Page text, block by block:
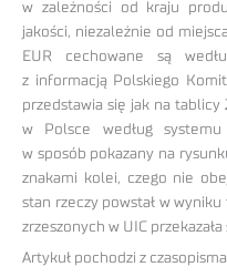
w zależności od kraju
jakości, niezależnie od
EUR cechowane są
z informacją Polskiego
przedstawia się jak na
w Polsce według
w sposób pokazany na
znakami kolei, czego nie
stan rzeczy powstał w
zrzeszonych w UIC
Artykuł pochodzi z